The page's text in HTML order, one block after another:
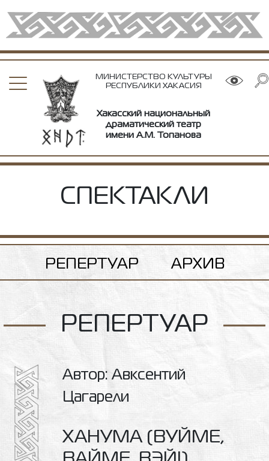
МИНИСТЕРСТВО КУЛЬТУРЫ
РЕСПУБЛИКИ ХАКАСИЯ
Хакасский национальный
драматический театр
имени А.М. Топанова
СПЕКТАКЛИ
РЕПЕРТУАР АРХИВ
РЕПЕРТУАР
Автор: Авксентий
Цагарели
ХАНУМА (ВУЙМЕ,